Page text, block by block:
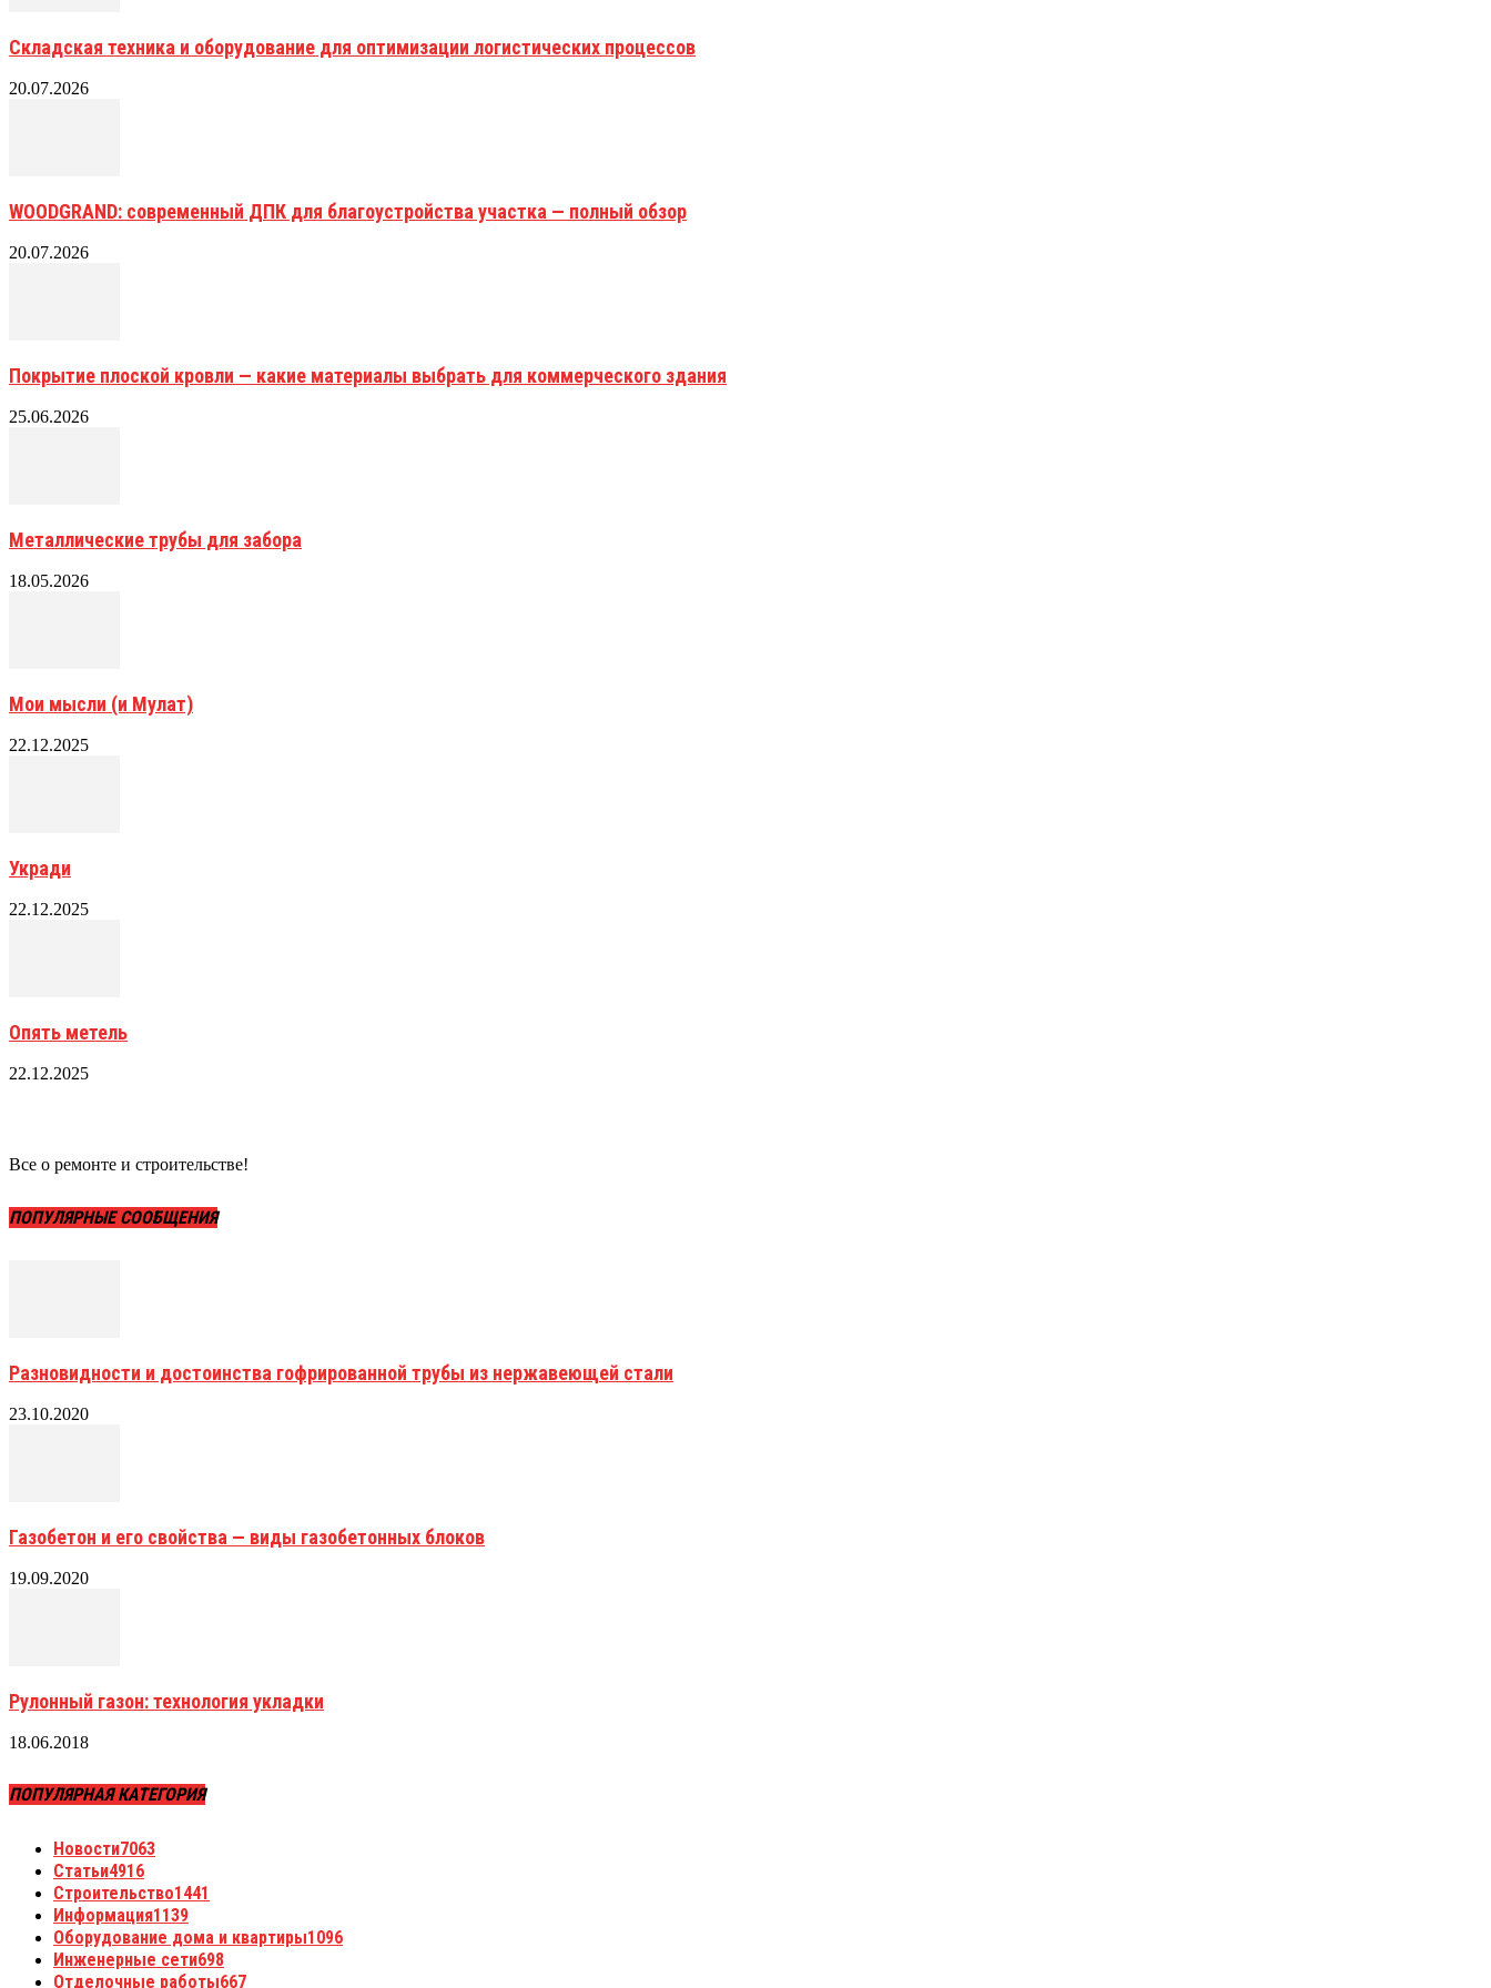
Складская техника и оборудование для оптимизации логистических процессов
20.07.2026
WOODGRAND: современный ДПК для благоустройства участка — полный обзор
20.07.2026
Покрытие плоской кровли — какие материалы выбрать для коммерческого здания
25.06.2026
Металлические трубы для забора
18.05.2026
Мои мысли (и Мулат)
22.12.2025
Укради
22.12.2025
Опять метель
22.12.2025
Все о ремонте и строительстве!
ПОПУЛЯРНЫЕ СООБЩЕНИЯ
Разновидности и достоинства гофрированной трубы из нержавеющей стали
23.10.2020
Газобетон и его свойства — виды газобетонных блоков
19.09.2020
Рулонный газон: технология укладки
18.06.2018
ПОПУЛЯРНАЯ КАТЕГОРИЯ
Новости7063
Статьи4916
Строительство1441
Информация1139
Оборудование дома и квартиры1096
Инженерные сети698
Отделочные работы667